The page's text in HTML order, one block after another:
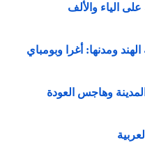
الياء والألف
ومدنها: أغرا وبومباي
وهاجس العودة